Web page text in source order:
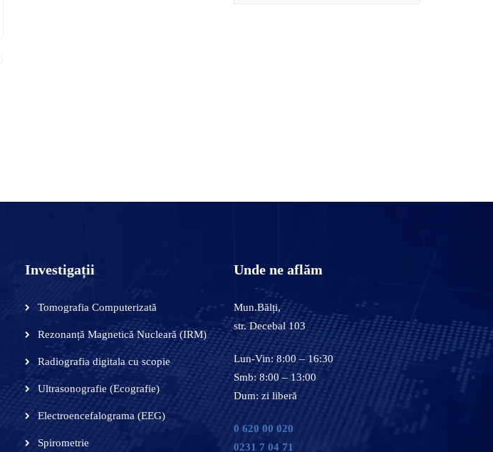
Investigații
Tomografia Computerizată
Rezonanță Magnetică Nucleară (IRM)
Radiografia digitala cu scopie
Ultrasonografie (Ecografie)
Electroencefalograma (EEG)
Spirometrie
Unde ne aflăm
Mun.Bălți,
str. Decebal 103
Lun-Vin: 8:00 – 16:30
Smb: 8:00 – 13:00
Dum: zi liberă
0 620 00 020
0231 7 04 71